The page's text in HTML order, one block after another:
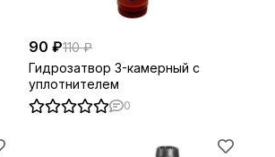
90 ₽110 ₽
Гидрозатвор 3-камерный с
уплотнителем
0